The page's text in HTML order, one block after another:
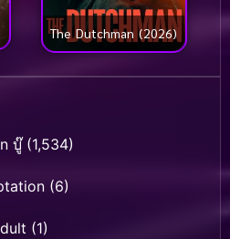
The Dutchman (2026)
บู๊(1,534)
(6)
(1)